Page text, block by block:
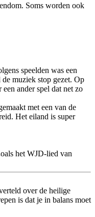
Soms worden ook
speelden was een
muziek stop gezet. Op
ander spel dat net zo
met een van de
Het eiland is super
het WJD-lied van
over de heilige
is dat je in balans moet